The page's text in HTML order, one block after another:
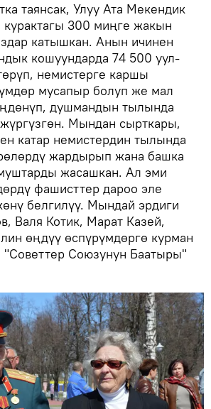
таянсак, Улуу Ата Мекендик
курактагы 300 миңге жакын
катышкан. Анын ичинен
кошуундарда 74 500 уул-
немистерге каршы
мусапыр болуп же мал
душмандын тылында
Мындан сырткары,
катар немистердин тылында
жардырып жана башка
жасашкан. Ал эми
фашисттер дароо эле
белгилүү. Мындай эрдиги
Валя Котик, Марат Казей,
өңдүү өспүрүмдөргө курман
"Советтер Союзунун Баатыры"